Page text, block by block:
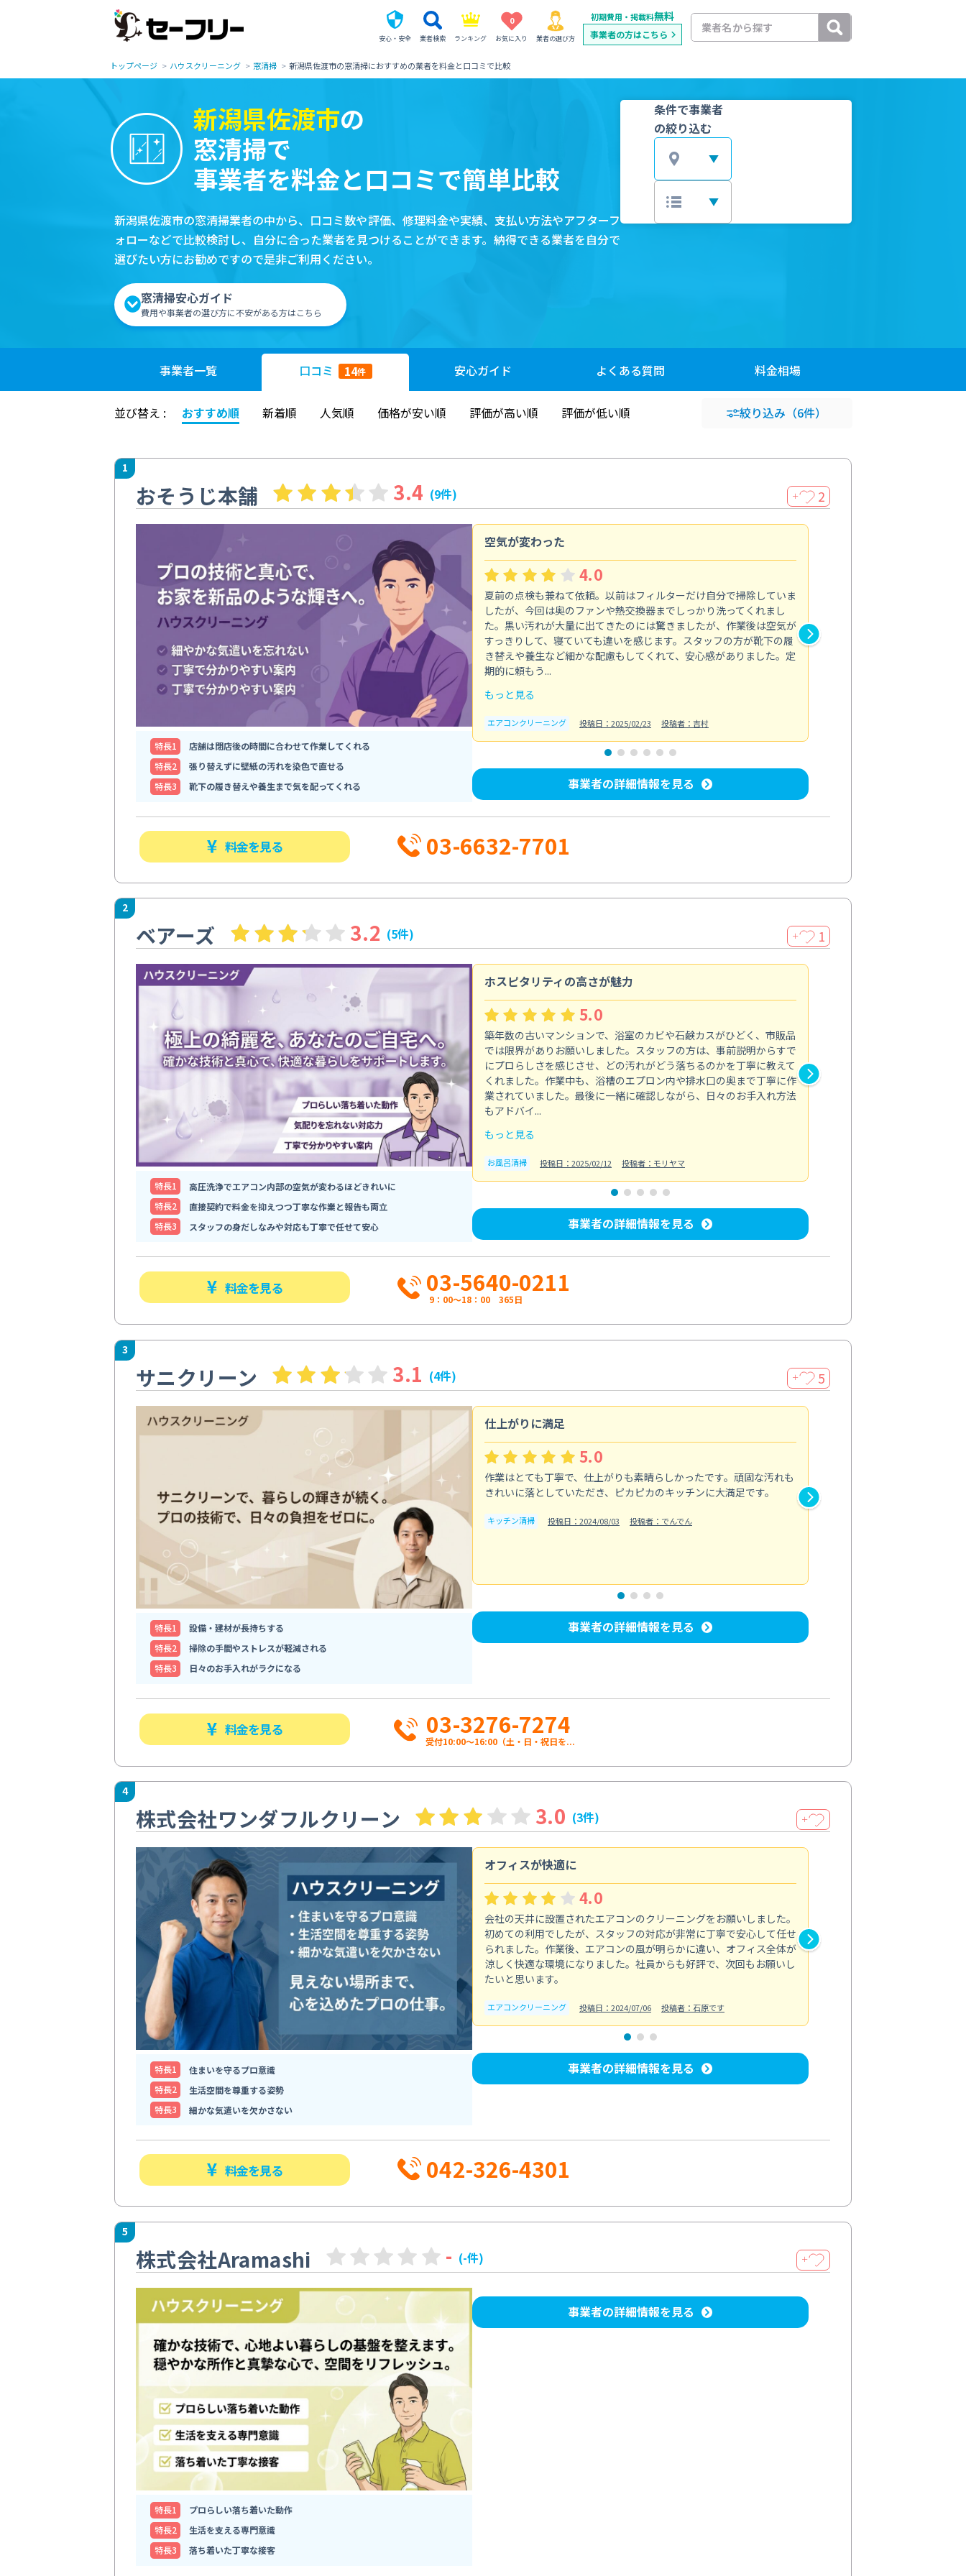
安心・安全 業者検索 ランキング
0
お気に入り 業者の選び方
初期費用・掲載料無料
事業者の方はこちら
トップページ ハウスクリーニング 窓清掃 新潟県佐渡市の窓清掃におすすめの業者を料金と口コミで比較
新潟県佐渡市の
窓清掃で
事業者を料金と口コミで簡単比較
新潟県佐渡市の窓清掃業者の中から、口コミ数や評価、修理料金や実績、支払い方法やアフターフ
ォローなどで比較検討し、自分に合った業者を見つけることができます。納得できる業者を自分で
選びたい方にお勧めですので是非ご利用ください。
窓清掃安心ガイド
費用や事業者の選び方に不安がある方はこちら
条件で事業者
の絞り込む
事業者一覧 口コミ 14件 安心ガイド よくある質問 料金相場
並び替え : おすすめ順 新着順 人気順 価格が安い順 評価が高い順 評価が低い順 絞り込み （6件）
1
おそうじ本舗 3.4 (9件) ＋ 2
特⻑1
店舗は閉店後の時間に合わせて作業してくれる
特⻑2
張り替えずに壁紙の汚れを染色で直せる
特⻑3
靴下の履き替えや養生まで気を配ってくれる
空気が変わった
4.0
夏前の点検も兼ねて依頼。以前はフィルターだけ自分で掃除していま
したが、今回は奥のファンや熱交換器までしっかり洗ってくれまし
た。黒い汚れが大量に出てきたのには驚きましたが、作業後は空気が
すっきりして、寝ていても違いを感じます。スタッフの方が靴下の履
き替えや養生など細かな配慮もしてくれて、安心感がありました。定
期的に頼もう...
もっと見る
エアコンクリーニング 投稿日：2025/02/23 投稿者：吉村
事業者の詳細情報を見る
料金を見る 03-6632-7701
2
ベアーズ 3.2 (5件) ＋ 1
特⻑1
高圧洗浄でエアコン内部の空気が変わるほどきれいに
特⻑2
直接契約で料金を抑えつつ丁寧な作業と報告も両立
特⻑3
スタッフの身だしなみや対応も丁寧で任せて安心
ホスピタリティの高さが魅力
5.0
築年数の古いマンションで、浴室のカビや石鹸カスがひどく、市販品
では限界がありお願いしました。スタッフの方は、事前説明からすで
にプロらしさを感じさせ、どの汚れがどう落ちるのかを丁寧に教えて
くれました。作業中も、浴槽のエプロン内や排水口の奥まで丁寧に作
業されていました。最後に一緒に確認しながら、日々のお手入れ方法
もアドバイ...
もっと見る
お風呂清掃 投稿日：2025/02/12 投稿者：モリヤマ
事業者の詳細情報を見る
料金を見る 03-5640-0211
9：00～18：00 365日
3
サニクリーン 3.1 (4件) ＋ 5
特⻑1
設備・建材が長持ちする
特⻑2
掃除の手間やストレスが軽減される
特⻑3
日々のお手入れがラクになる
仕上がりに満足
5.0
作業はとても丁寧で、仕上がりも素晴らしかったです。頑固な汚れも
きれいに落としていただき、ピカピカのキッチンに大満足です。
キッチン清掃 投稿日：2024/08/03 投稿者：でんでん
事業者の詳細情報を見る
料金を見る 03-3276-7274
受付10:00〜16:00（土・日・祝日を...
4
株式会社ワンダフルクリーン 3.0 (3件) ＋
特⻑1
住まいを守るプロ意識
特⻑2
生活空間を尊重する姿勢
特⻑3
細かな気遣いを欠かさない
オフィスが快適に
4.0
会社の天井に設置されたエアコンのクリーニングをお願いしました。
初めての利用でしたが、スタッフの対応が非常に丁寧で安心して任せ
られました。作業後、エアコンの風が明らかに違い、オフィス全体が
涼しく快適な環境になりました。社員からも好評で、次回もお願いし
たいと思います。
エアコンクリーニング 投稿日：2024/07/06 投稿者：石原です
事業者の詳細情報を見る
料金を見る 042-326-4301
5
株式会社Aramashi - (-件) ＋
特⻑1
プロらしい落ち着いた動作
特⻑2
生活を支える専門意識
特⻑3
落ち着いた丁寧な接客
事業者の詳細情報を見る